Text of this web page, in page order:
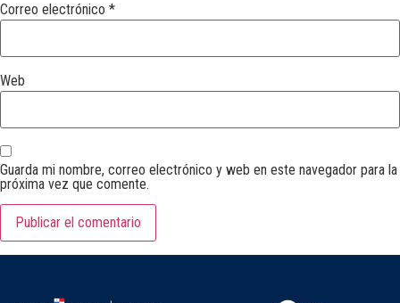
Correo electrónico *
Web
Guarda mi nombre, correo electrónico y web en este navegador para la
próxima vez que comente.